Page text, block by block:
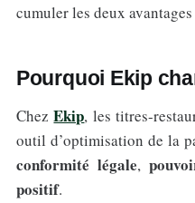
cumuler les deux
Pourquoi Ekip
ChezEkip, les titres-
outil d’optimisation de la
conformité légale,
positif.